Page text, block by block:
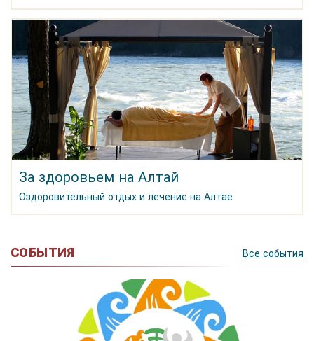
За здоровьем на Алтай
Оздоровительный отдых и лечение на Алтае
СОБЫТИЯ Все события